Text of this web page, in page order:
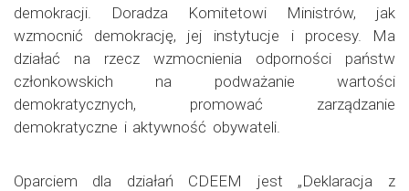
demokracji. Doradza Komitetowi Ministrów, jak
wzmocnić demokrację, jej instytucje i procesy. Ma
działać na rzecz wzmocnienia odporności państw
członkowskich na podważanie wartości
demokratycznych, promować zarządzanie
demokratyczne i aktywność obywateli.
Oparciem dla działań CDEEM jest „Deklaracja z